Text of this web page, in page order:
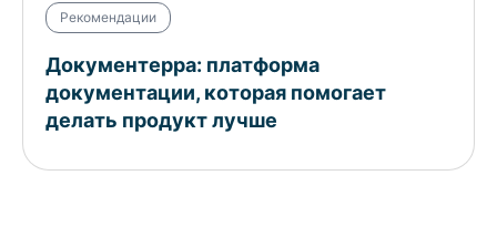
Рекомендации
Документерра: платформа
документации, которая помогает
делать продукт лучше